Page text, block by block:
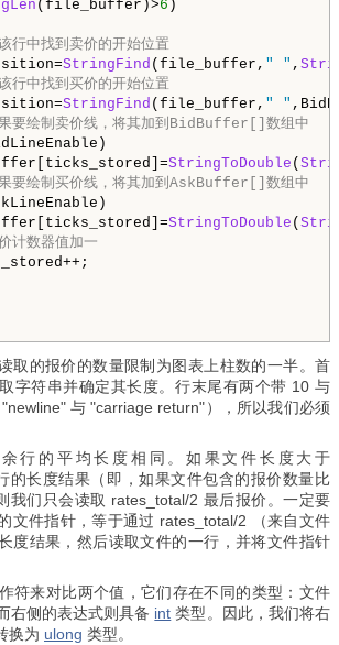
(file_buffer)>6 )
中找到卖价的开始位置
StringFind (file_buffer, " " ,
中找到买价的开始位置
StringFind (file_buffer, " "
要绘制卖价线，将其加到BidBuffer[]数组中
StringToDouble (
要绘制买价线，将其加到AskBuffer[]数组中
StringToDouble (
数器值加一
取的报价的数量限制为图表上柱数的一半。首
字符串并确定其长度。行末尾有两个带 10 与
与 "carriage return"），所以我们必须
行的平均长度相同。如果文件长度大于
的长度结果（即，如果文件包含的报价数量比
我们只会读取 rates_total/2 最后报价。一定要
文件指针，等于通过 rates_total/2 （来自文件
度结果，然后读取文件的一行，并将文件指针
符来对比两个值，它们存在不同的类型：文件
右侧的表达式则具备 int 类型。因此，我们将右
换为 ulong 类型。